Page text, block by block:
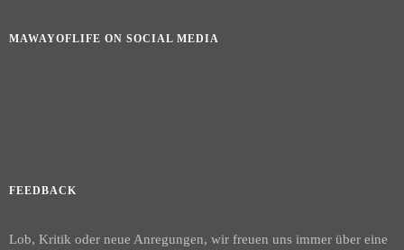
MAWAYOFLIFE ON SOCIAL MEDIA
FEEDBACK
Lob, Kritik oder neue Anregungen, wir freuen uns immer über eine